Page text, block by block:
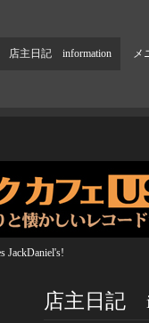
店主日記 information メ
JackDaniel's!
店主日記